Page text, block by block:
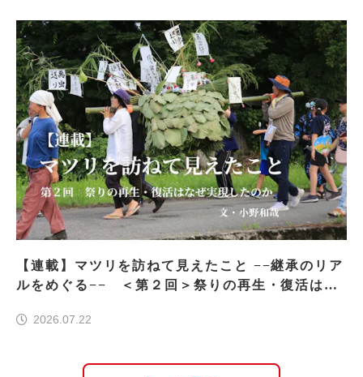
【連載】マツリを訪ねて見えたこと −−継承のリア
ルをめぐる−− ＜第２回＞祭りの再生・復活はな
2026.07.22